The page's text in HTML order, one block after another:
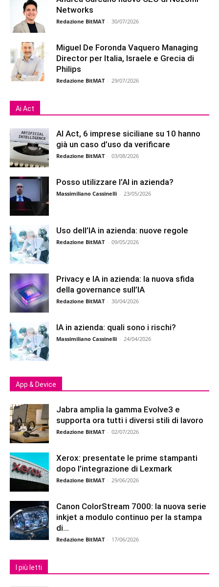
Networks
Redazione BitMAT - 30/07/2026
Miguel De Foronda Vaquero Managing
Director per Italia, Israele e Grecia di
Philips
Redazione BitMAT - 29/07/2026
Ai Act
AI Act, 6 imprese siciliane su 10 hanno
già un caso d’uso da verificare
Redazione BitMAT - 03/08/2026
Posso utilizzare l’AI in azienda?
Massimiliano Cassinelli - 23/05/2026
Uso dell’IA in azienda: nuove regole
Redazione BitMAT - 09/05/2026
Privacy e IA in azienda: la nuova sfida
della governance sull’IA
Redazione BitMAT - 30/04/2026
IA in azienda: quali sono i rischi?
Massimiliano Cassinelli - 24/04/2026
App & Device
Jabra amplia la gamma Evolve3 e
supporta ora tutti i diversi stili di lavoro
Redazione BitMAT - 02/07/2026
Xerox: presentate le prime stampanti
dopo l’integrazione di Lexmark
Redazione BitMAT - 29/06/2026
Canon ColorStream 7000: la nuova serie
inkjet a modulo continuo per la stampa
di...
Redazione BitMAT - 17/06/2026
I più letti